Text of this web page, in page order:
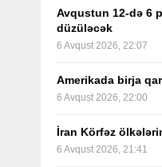
Avqustun 12-də 6
düzüləcək
6 Avqust 2026, 22:07
Amerikada birja
6 Avqust 2026, 22:00
İran Körfəz
6 Avqust 2026, 21:41